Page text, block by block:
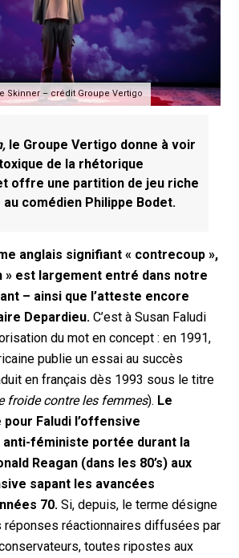
Skinner – crédit Groupe Vertigo
le Groupe Vertigo donne à voir
de la rhétorique
offre une partition de jeu riche
comédien Philippe Bodet.
anglais signifiant « contrecoup »,
» est largement entré dans notre
– ainsi que l’atteste encore
Depardieu. C’est à Susan Faludi
du mot en concept : en 1991,
publie un essai au succès
en français dès 1993 sous le titre
froide contre les femmes). Le
Faludi l’offensive
féministe portée durant la
Reagan (dans les 80’s) aux
sapant les avancées
70. Si, depuis, le terme désigne
réponses réactionnaires diffusées par
toutes ripostes aux